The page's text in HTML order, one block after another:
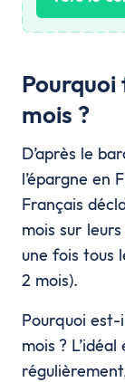
mois ?
D’après le
l’épargne en
Français
mois sur
une fois tous
2 mois).
Pourquoi
mois ?